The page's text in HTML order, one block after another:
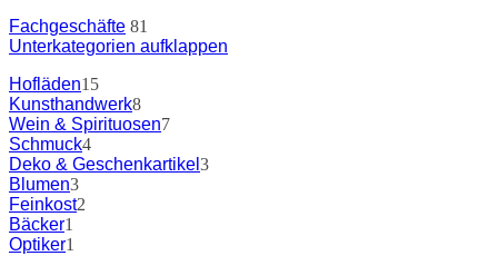
Fachgeschäfte 81
Unterkategorien aufklappen
Hofläden15
Kunsthandwerk8
Wein & Spirituosen7
Schmuck4
Deko & Geschenkartikel 3
Blumen3
Feinkost2
Bäcker1
Optiker1